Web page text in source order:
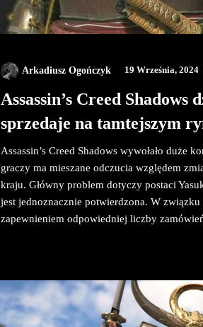
Arkadiusz Ogończyk 19 Września, 2024
Assassin’s Creed Shadows
sprzedaje na tamtejszym
Assassin’s Creed Shadows wywołało duże
graczy ma mieszane odczucia względem
kraju. Główny problem dotyczy postaci
jest jednoznacznie potwierdzona. W związku
zapewnieniem odpowiedniej liczby